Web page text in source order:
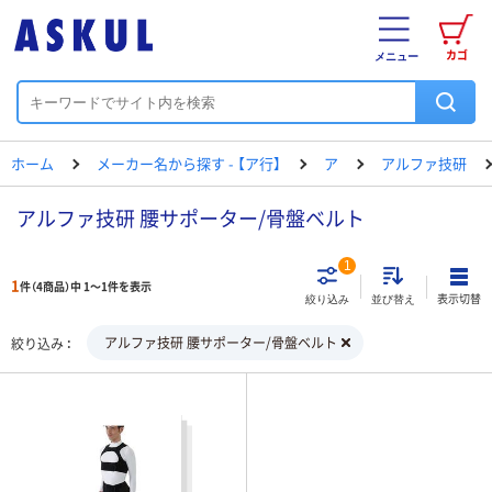
カゴ
メニュー
ホーム メーカー名から探す - 【ア行】 ア アルファ技研
アルファ技研 腰サポーター/骨盤ベルト
1件（4商品）中 1～1件を表示
絞り込み
1
並び替え 表示切替
絞り込み アルファ技研 腰サポーター/骨盤ベルト